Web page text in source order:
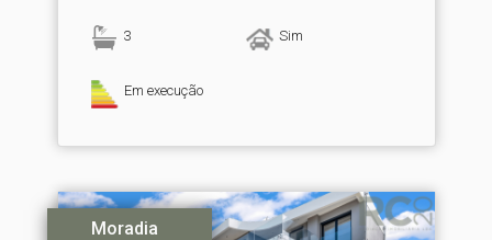
3 Sim
Em execução
Moradia